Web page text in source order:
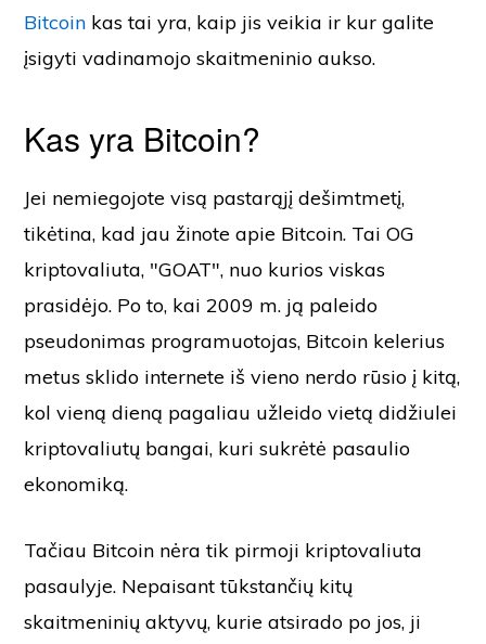
Bitcoin kas tai yra, kaip jis veikia ir kur galite
įsigyti vadinamojo skaitmeninio aukso.
Kas yra Bitcoin?
Jei nemiegojote visą pastarąjį dešimtmetį,
tikėtina, kad jau žinote apie Bitcoin. Tai OG
kriptovaliuta, "GOAT", nuo kurios viskas
prasidėjo. Po to, kai 2009 m. ją paleido
pseudonimas programuotojas, Bitcoin kelerius
metus sklido internete iš vieno nerdo rūsio į kitą,
kol vieną dieną pagaliau užleido vietą didžiulei
kriptovaliutų bangai, kuri sukrėtė pasaulio
ekonomiką.
Tačiau Bitcoin nėra tik pirmoji kriptovaliuta
pasaulyje. Nepaisant tūkstančių kitų
skaitmeninių aktyvų, kurie atsirado po jos, ji